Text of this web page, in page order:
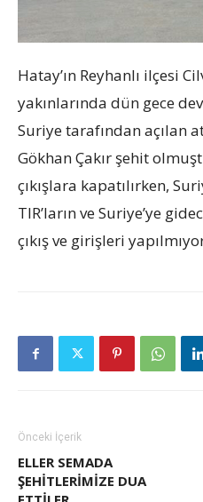
Hatay’ın Reyhanlı ilçesi
yakınlarında dün gece
Suriye tarafından açılan
Gökhan Çakır şehit
çıkışlara kapatılırken,
TIR’ların ve Suriye’ye
çıkış ve girişleri
Önceki İçerik
ELLER SEMADA
ŞEHITLERIMIZE DUA